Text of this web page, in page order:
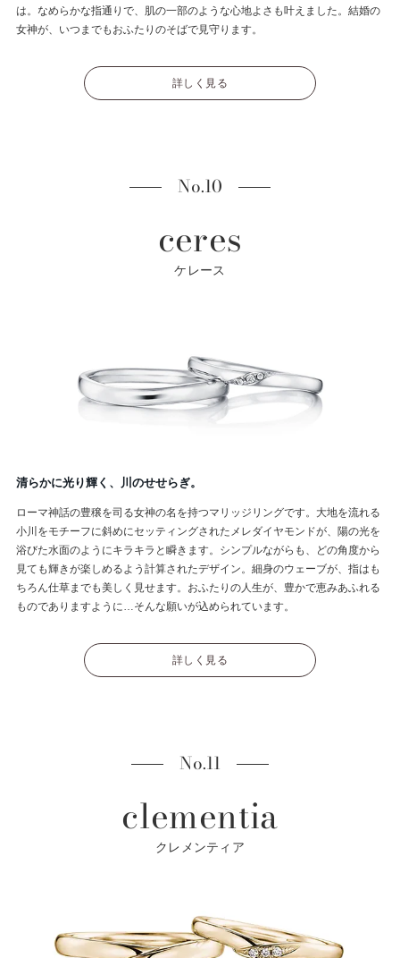
は。なめらかな指通りで、肌の一部のような心地よさも叶えました。結婚の
女神が、いつまでもおふたりのそばで見守ります。
詳しく見る
No.10
ceres
ケレース
清らかに光り輝く、川のせせらぎ。
ローマ神話の豊穣を司る女神の名を持つマリッジリングです。大地を流れる
小川をモチーフに斜めにセッティングされたメレダイヤモンドが、陽の光を
浴びた水面のようにキラキラと瞬きます。シンプルながらも、どの角度から
見ても輝きが楽しめるよう計算されたデザイン。細身のウェーブが、指はも
ちろん仕草までも美しく見せます。おふたりの人生が、豊かで恵みあふれる
ものでありますように…そんな願いが込められています。
詳しく見る
No.11
clementia
クレメンティア